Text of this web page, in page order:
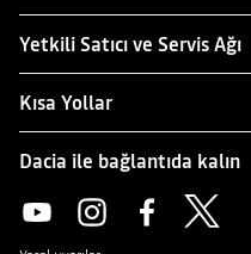
Yetkili Satıcı ve Servis Ağı
Kısa Yollar
Dacia ile bağlantıda kalın